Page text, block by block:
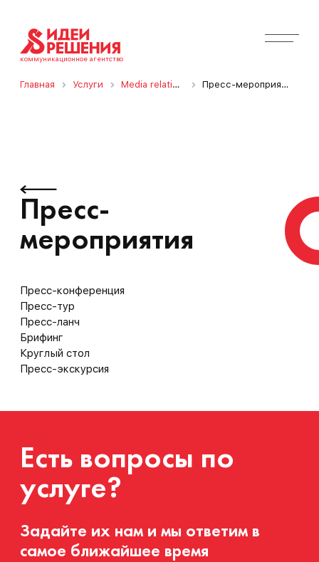
коммуникационное агентство
Главная Услуги Media relations Пресс-мероприятия
Пресс-
мероприятия
Пресс-конференция
Пресс-тур
Пресс-ланч
Брифинг
Круглый стол
Пресс-экскурсия
Есть вопросы по
услуге?
Задайте их нам и мы ответим в
самое ближайшее время